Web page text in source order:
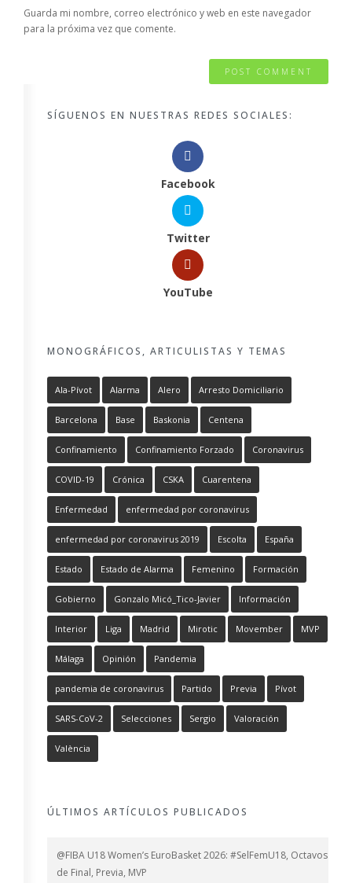
Guarda mi nombre, correo electrónico y web en este navegador
para la próxima vez que comente.
SÍGUENOS EN NUESTRAS REDES SOCIALES:
Facebook
Twitter
YouTube
MONOGRÁFICOS, ARTICULISTAS Y TEMAS
Ala-Pívot Alarma Alero Arresto Domiciliario
Barcelona Base Baskonia Centena
Confinamiento Confinamiento Forzado Coronavirus
COVID-19 Crónica CSKA Cuarentena
Enfermedad enfermedad por coronavirus
enfermedad por coronavirus 2019 Escolta España
Estado Estado de Alarma Femenino Formación
Gobierno Gonzalo Micó_Tico-Javier Información
Interior Liga Madrid Mirotic Movember MVP
Málaga Opinión Pandemia
pandemia de coronavirus Partido Previa Pívot
SARS-CoV-2 Selecciones Sergio Valoración
València
ÚLTIMOS ARTÍCULOS PUBLICADOS
@FIBA U18 Women’s EuroBasket 2026: #SelFemU18, Octavos
de Final, Previa, MVP